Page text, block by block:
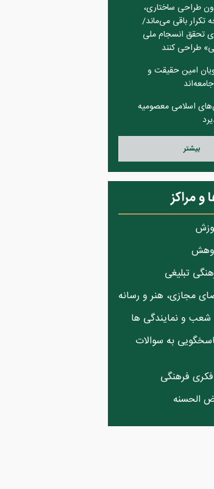
طراحی ساختاری،
تکرار باقی می‌ماند/
تحقق انسجام ملی
طراحی کنند
امین حقیقت و
اسلامی معصومیه
بيشتر
مراکز
تبلیغی
مجازی، هنر و رسانه
و نمایندگی ها
به سوالات
فرهنگی
الحسنه